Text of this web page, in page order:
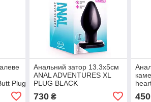
Plug Chisa
Анальний затор 13.3х5см
ANAL ADVENTURES XL
PLUG BLACK
730₴ 450